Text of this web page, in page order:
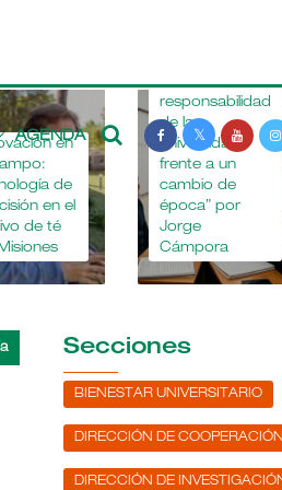
AGENDA
en
de
en el
de té
“La
responsabilidad
de la
universidad
frente a un
cambio de
época” por
Jorge
Cámpora
Secciones
BIENESTAR UNIVERSITARIO
DIRECCIÓN DE
DIRECCIÓN DE